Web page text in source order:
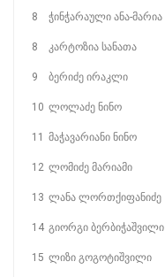
8 ჭინჭარაული ანა-მარია
8 კარტოზია სანათა
9 ბერიძე ირაკლი
10 ლოლაძე ნინო
11 მაჭავარიანი ნინო
12 ლომიძე მარიამი
13 ლანა ლორთქიფანიძე
14 გიორგი ბერბიჭაშვილი
15 ლიზი გოგოტიშვილი